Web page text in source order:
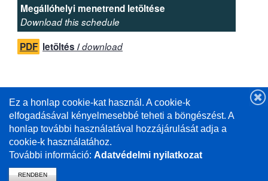
Megállóhelyi menetrend letöltése
Download this schedule
PDF letöltés /download
Útmutató a helyi menetrendi megjelenítő
használatához(pdf) (videó)
Ez a honlap cookie-kat használ. A cookie-k
elfogadásával kényelmesebbé teheti a böngészést. A
honlap további használatával hozzájárulását adja a
cookie-k használatához.
További információ: Adatvédelmi nyilatkozat
RENDBEN